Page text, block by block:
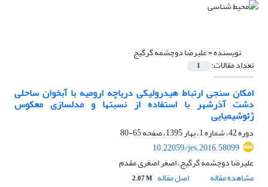
نویسنده =علیرضا دوچشمه گرگیج
تعداد مقالات: 1
امکان سنجی ارتباط هیدرولیکی دریاچه ارومیه با آبخوان ساحلی
دشت آذرشهر با استفاده از نسبتها و مدلسازی معکوس
ژئوشیمیایی
دوره 42، شماره 1، بهار 1395، صفحه
65-80
10.22059/jes.2016.58099
علیرضا دوچشمه گرگیج، اصغر اصغری مقدم
مشاهده مقاله
اصل مقاله 2.07 M